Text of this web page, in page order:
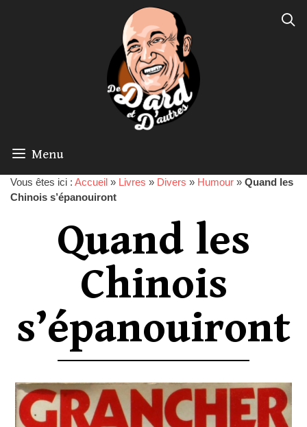
Menu
Vous êtes ici : Accueil » Livres » Divers » Humour » Quand les
Chinois s’épanouiront
Quand les
Chinois
s’épanouiront